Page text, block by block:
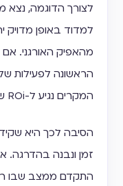
לצורך הדוגמה, נצא
למדוד באופן מדויק
מהאפיק האורגני.
הראשונה לפעילות
המקרים נגיע ל-ROi שלילי.
הסיבה לכך היא
זמן ונבנה
התקדם ממצב שבו